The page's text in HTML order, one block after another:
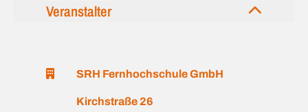
Veranstalter
SRH Fernhochschule GmbH
Kirchstraße 26